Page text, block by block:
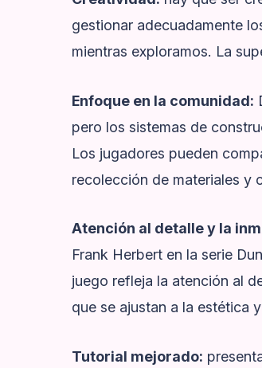
gestionar adecuadamente
mientras exploramos. La
Enfoque en la comunidad:
pero los sistemas de
Los jugadores pueden
recolección de materiales y
Atención al detalle y la
Frank Herbert en la serie
juego refleja la atención al
que se ajustan a la estética
Tutorial mejorado: